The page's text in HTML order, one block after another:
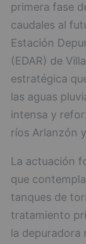
primera fase
caudales al
Estación
(EDAR) de
estratégica
las aguas
intensa y
ríos Arlanzón
La actuación
que
tanques de
tratamiento
la depuradora